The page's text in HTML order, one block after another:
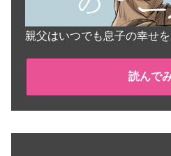
親父はいつでも息子の幸せ
読んで